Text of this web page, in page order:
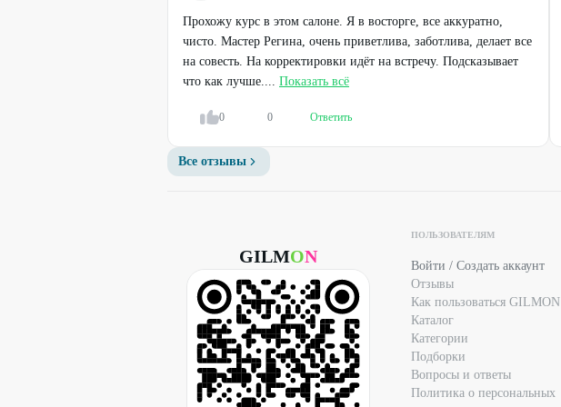
Прохожу курс в этом салоне. Я в восторге, все аккуратно,
чисто. Мастер Регина, очень приветлива, заботлива, делает все
на совесть. На корректировки идёт на встречу. Подсказывает
что как лучше.... Показать всё
0 0 Ответить
Все отзывы
GILMON
ПОЛЬЗОВАТЕЛЯМ
Войти / Создать аккаунт
Отзывы
Как пользоваться GILMON
Каталог
Категории
Подборки
Вопросы и ответы
Политика о персональных